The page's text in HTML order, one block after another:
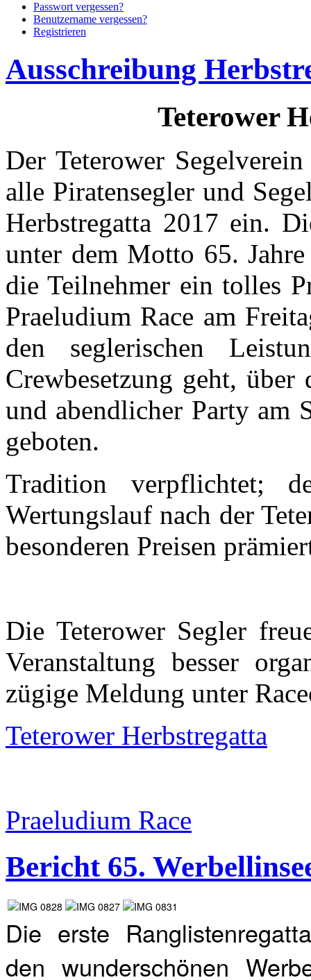
Passwort vergessen?
Benutzername vergessen?
Registrieren
Ausschreibung
Teterower
Der Teterower
alle Piratensegler und
Herbstregatta 2017 ein.
unter dem Motto 65.
die Teilnehmer ein tolles
Praeludium Race am
den seglerischen
Crewbesetzung geht,
und abendlicher Party am
geboten.
Tradition verpflichtet;
Wertungslauf nach der
besonderen Preisen
Die Teterower Segler
Veranstaltung besser
zügige Meldung unter
Teterower Herbstregatta
Praeludium Race
Bericht 65.
Die erste
den wunderschönen